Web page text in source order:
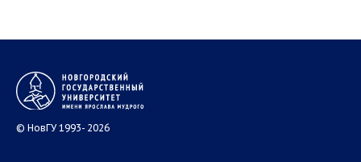
© НовГУ 1993- 2026